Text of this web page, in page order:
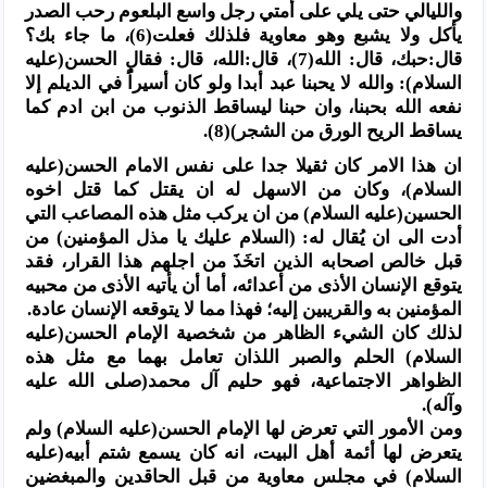
والليالي حتى يلي على أمتي رجل واسع البلعوم رحب الصدر
يأكل ولا يشبع وهو معاوية فلذلك فعلت(6)، ما جاء بك؟
قال:حبك، قال: الله(7)، قال:الله، قال: فقال الحسن(عليه
السلام): والله لا يحبنا عبد أبدا ولو كان أسيراًُ في الديلم إلا
نفعه الله بحبنا، وان حبنا ليساقط الذنوب من ابن ادم كما
يساقط الريح الورق من الشجر)(8).
ان هذا الامر كان ثقيلا جدا على نفس الامام الحسن(عليه
السلام)، وكان من الاسهل له ان يقتل كما قتل اخوه
الحسين(عليه السلام) من ان يركب مثل هذه المصاعب التي
أدت الى ان يُقال له: (السلام عليك يا مذل المؤمنين) من
قبل خالص اصحابه الذين اتخَذَ من اجلهم هذا القرار، فقد
يتوقع الإنسان الأذى من أعدائه، أما أن يأتيه الأذى من محبيه
المؤمنين به والقريبين إليه؛ فهذا مما لا يتوقعه الإنسان عادة.
لذلك كان الشيء الظاهر من شخصية الإمام الحسن(عليه
السلام) الحلم والصبر اللذان تعامل بهما مع مثل هذه
الظواهر الاجتماعية، فهو حليم آل محمد(صلى الله عليه
وآله).
ومن الأمور التي تعرض لها الإمام الحسن(عليه السلام) ولم
يتعرض لها أئمة أهل البيت، انه كان يسمع شتم أبيه(عليه
السلام) في مجلس معاوية من قبل الحاقدين والمبغضين